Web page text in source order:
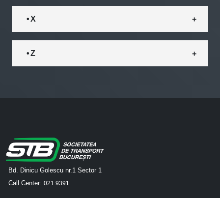
• X
• Z
Bd. Dinicu Golescu nr.1 Sector 1
Call Center: 021 9391